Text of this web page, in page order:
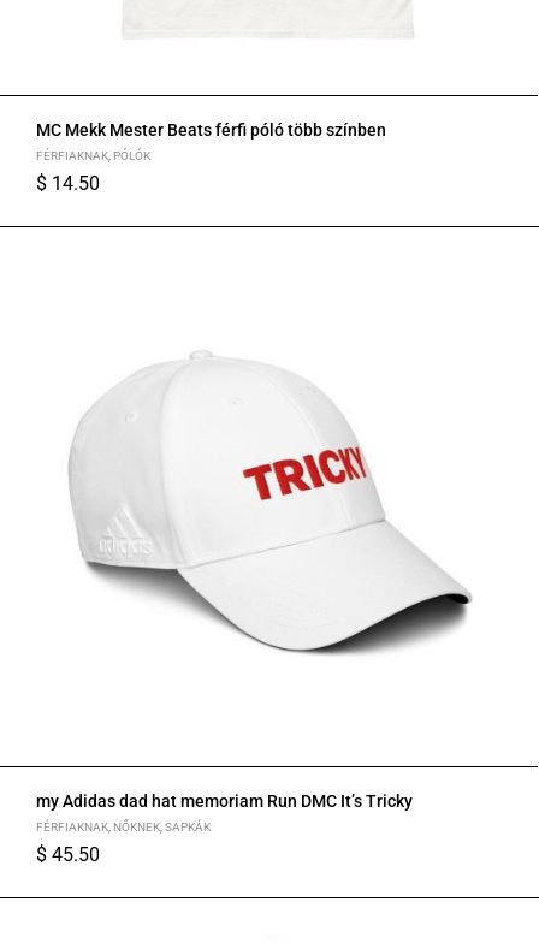
MC Mekk Mester Beats férfi póló több színben
FÉRFIAKNAK PÓLÓK
$ 14.50
my Adidas dad hat memoriam Run DMC It’s Tricky
FÉRFIAKNAK NŐKNEK SAPKÁK
$ 45.50